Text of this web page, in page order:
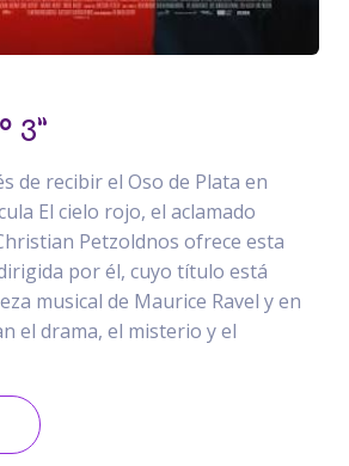
3”
de recibir el Oso de Plata en
El cielo rojo, el aclamado
Petzoldnos ofrece esta
por él, cuyo título está
musical de Maurice Ravel y en
el drama, el misterio y el